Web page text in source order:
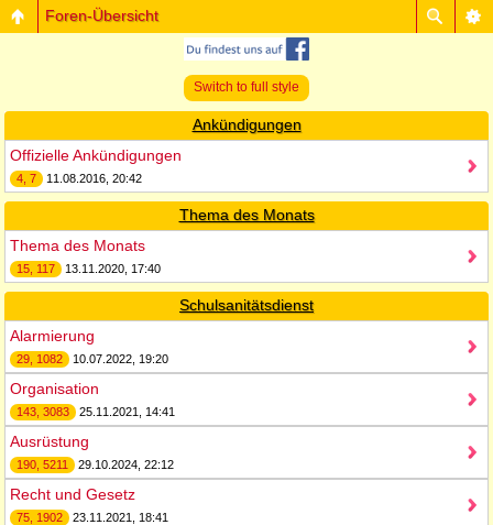
Foren-Übersicht
Switch to full style
Ankündigungen
Offizielle Ankündigungen
4, 7 11.08.2016, 20:42
Thema des Monats
Thema des Monats
15, 117 13.11.2020, 17:40
Schulsanitätsdienst
Alarmierung
29, 1082 10.07.2022, 19:20
Organisation
143, 3083 25.11.2021, 14:41
Ausrüstung
190, 5211 29.10.2024, 22:12
Recht und Gesetz
75, 1902 23.11.2021, 18:41